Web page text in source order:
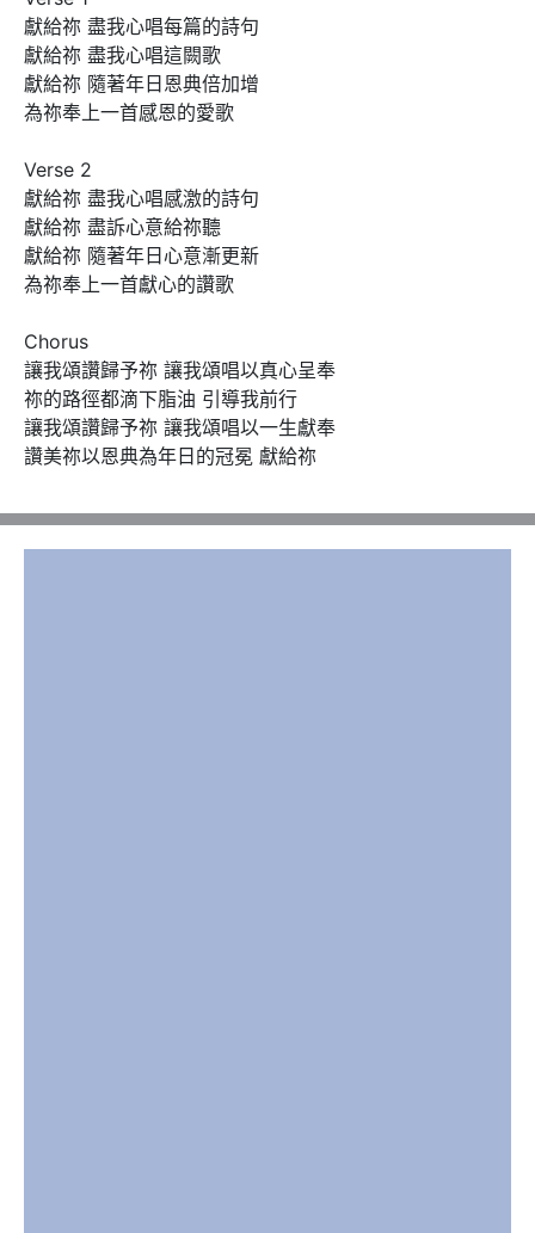
獻給祢 盡我心唱每篇的詩句
獻給祢 盡我心唱這闕歌
獻給祢 隨著年日恩典倍加增
為祢奉上一首感恩的愛歌
Verse 2
獻給祢 盡我心唱感激的詩句
獻給祢 盡訴心意給祢聽
獻給祢 隨著年日心意漸更新
為祢奉上一首獻心的讚歌
Chorus
讓我頌讚歸予祢 讓我頌唱以真心呈奉
祢的路徑都滴下脂油 引導我前行
讓我頌讚歸予祢 讓我頌唱以一生獻奉
讚美祢以恩典為年日的冠冕 獻給祢